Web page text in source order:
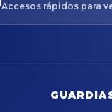
Accesos rápidos para